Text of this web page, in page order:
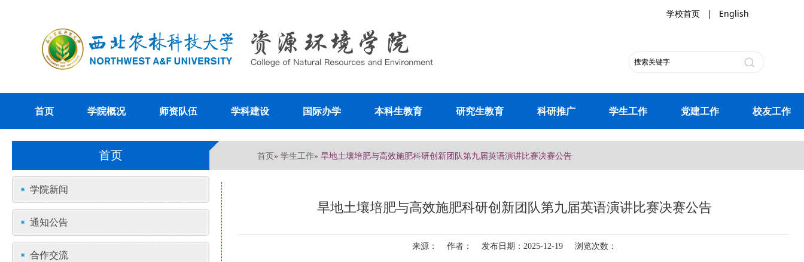
学校首页 | English
首页 学院概况 师资队伍 学科建设 国际办学 本科生教育 研究生教育 科研推广 学生工作 党建工作 校友工作
首页 首页» 学生工作» 旱地土壤培肥与高效施肥科研创新团队第九届英语演讲比赛决赛公告
学院新闻
通知公告
合作交流
旱地土壤培肥与高效施肥科研创新团队第九届英语演讲比赛决赛公告
来源： 作者： 发布日期：2025-12-19 浏览次数：